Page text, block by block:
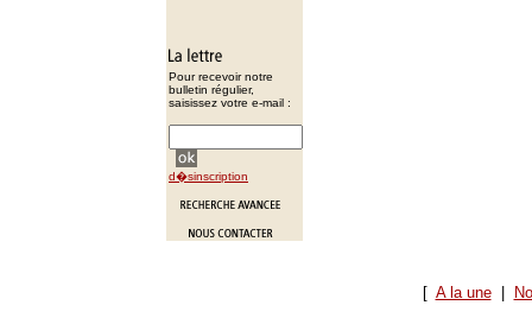
Pour recevoir notre
bulletin régulier,
saisissez votre e-mail :
d�sinscription
[ A la une|